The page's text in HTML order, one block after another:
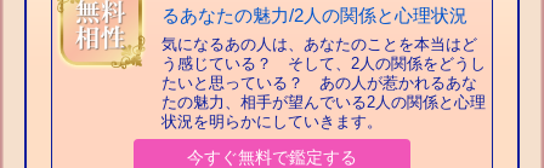
るあなたの魅力/2人の関係と心理状況
気になるあの人は、あなたのことを本当はど
う感じている？ そして、2人の関係をどうし
たいと思っている？ あの人が惹かれるあな
たの魅力、相手が望んでいる2人の関係と心理
状況を明らかにしていきます。
今すぐ無料で鑑定する